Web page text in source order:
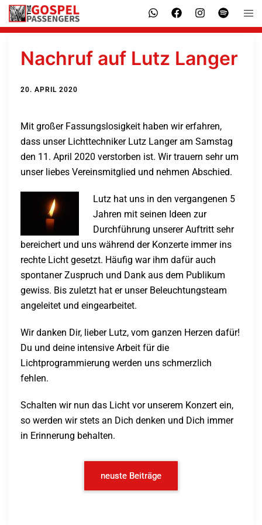
Nachruf auf Lutz Langer
20. APRIL 2020
Mit großer Fassungslosigkeit haben wir erfahren,
dass unser Lichttechniker Lutz Langer am Samstag
den 11. April 2020 verstorben ist. Wir trauern sehr um
unser liebes Vereinsmitglied und nehmen Abschied.
Lutz hat uns in den vergangenen 5
Jahren mit seinen Ideen zur
Durchführung unserer Auftritt sehr
bereichert und uns während der Konzerte immer ins
rechte Licht gesetzt. Häufig war ihm dafür auch
spontaner Zuspruch und Dank aus dem Publikum
gewiss. Bis zuletzt hat er unser Beleuchtungsteam
angeleitet und eingearbeitet.
Wir danken Dir, lieber Lutz, vom ganzen Herzen dafür!
Du und deine intensive Arbeit für die
Lichtprogrammierung werden uns schmerzlich
fehlen.
Schalten wir nun das Licht vor unserem Konzert ein,
so werden wir stets an Dich denken und Dich immer
in Erinnerung behalten.
neuste Beiträge